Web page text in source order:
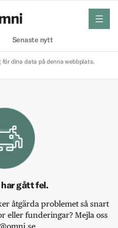
Senaste nytt
meny
för dina data på denna webbplats.
gått fel.
åtgärda problemet så snart
eller funderingar? Mejla oss